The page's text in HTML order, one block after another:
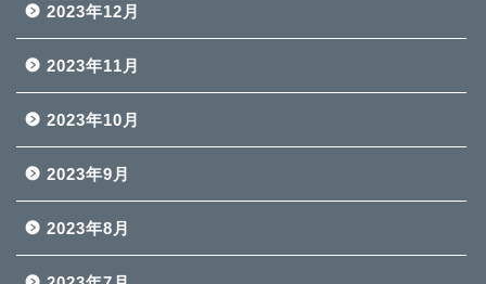
2023年12月
2023年11月
2023年10月
2023年9月
2023年8月